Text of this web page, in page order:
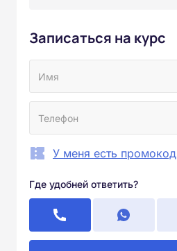
Записаться на курс
У меня есть промокод
Где удобней ответить?